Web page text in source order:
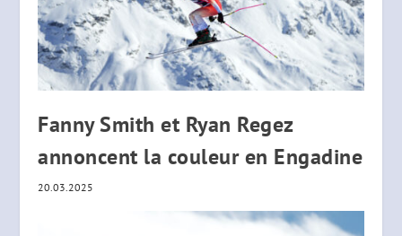
Fanny Smith et Ryan Regez
annoncent la couleur en Engadine
20.03.2025